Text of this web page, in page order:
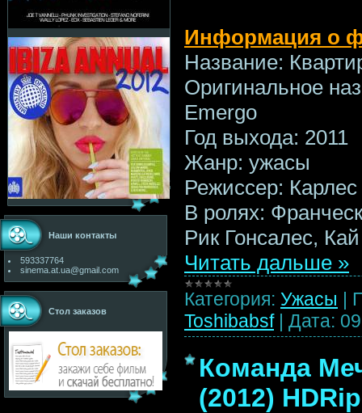
Наши контакты
593337764
sinema.at.ua@gmail.com
Стол заказов
Информация о
Название:
Оригинальное
Emergo
Год выхода: 2011
Жанр: ужасы
Режиссер:
В ролях:
Рик Гонсалес,
Читать дальше »
Категория: Ужасы |
Toshibabsf | Дата:
Команда
(2012) HDRip